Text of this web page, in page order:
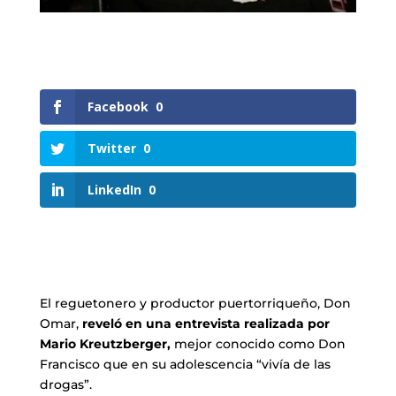
Facebook 0
Twitter 0
LinkedIn 0
El reguetonero y productor puertorriqueño, Don
Omar,reveló en una entrevista realizada por
Mario Kreutzberger,mejor conocido como Don
Francisco que en su adolescencia “vivía de las
drogas”.